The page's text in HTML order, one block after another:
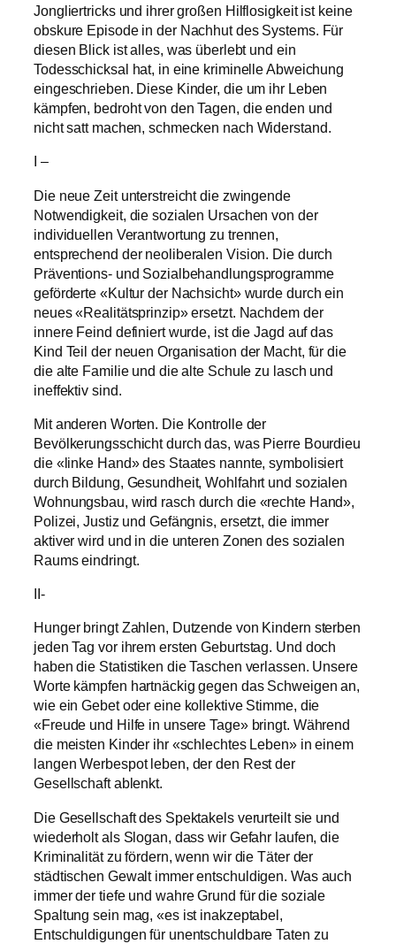
Jongliertricks und ihrer großen Hilflosigkeit ist keine
obskure Episode in der Nachhut des Systems. Für
diesen Blick ist alles, was überlebt und ein
Todesschicksal hat, in eine kriminelle Abweichung
eingeschrieben. Diese Kinder, die um ihr Leben
kämpfen, bedroht von den Tagen, die enden und
nicht satt machen, schmecken nach Widerstand.
I –
Die neue Zeit unterstreicht die zwingende
Notwendigkeit, die sozialen Ursachen von der
individuellen Verantwortung zu trennen,
entsprechend der neoliberalen Vision. Die durch
Präventions- und Sozialbehandlungsprogramme
geförderte «Kultur der Nachsicht» wurde durch ein
neues «Realitätsprinzip» ersetzt. Nachdem der
innere Feind definiert wurde, ist die Jagd auf das
Kind Teil der neuen Organisation der Macht, für die
die alte Familie und die alte Schule zu lasch und
ineffektiv sind.
Mit anderen Worten. Die Kontrolle der
Bevölkerungsschicht durch das, was Pierre Bourdieu
die «linke Hand» des Staates nannte, symbolisiert
durch Bildung, Gesundheit, Wohlfahrt und sozialen
Wohnungsbau, wird rasch durch die «rechte Hand»,
Polizei, Justiz und Gefängnis, ersetzt, die immer
aktiver wird und in die unteren Zonen des sozialen
Raums eindringt.
II-
Hunger bringt Zahlen, Dutzende von Kindern sterben
jeden Tag vor ihrem ersten Geburtstag. Und doch
haben die Statistiken die Taschen verlassen. Unsere
Worte kämpfen hartnäckig gegen das Schweigen an,
wie ein Gebet oder eine kollektive Stimme, die
«Freude und Hilfe in unsere Tage» bringt. Während
die meisten Kinder ihr «schlechtes Leben» in einem
langen Werbespot leben, der den Rest der
Gesellschaft ablenkt.
Die Gesellschaft des Spektakels verurteilt sie und
wiederholt als Slogan, dass wir Gefahr laufen, die
Kriminalität zu fördern, wenn wir die Täter der
städtischen Gewalt immer entschuldigen. Was auch
immer der tiefe und wahre Grund für die soziale
Spaltung sein mag, «es ist inakzeptabel,
Entschuldigungen für unentschuldbare Taten zu